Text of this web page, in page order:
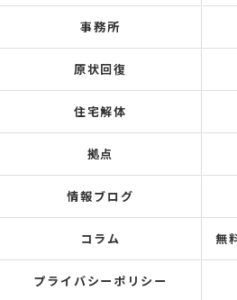
事務所
原状回復
住宅解体
拠点
情報ブログ
コラム 無
プライバシーポリシー